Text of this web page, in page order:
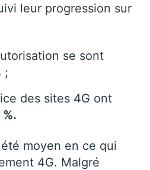
leur progression sur
se sont
;
des sites 4G ont
moyen en ce qui
4G. Malgré